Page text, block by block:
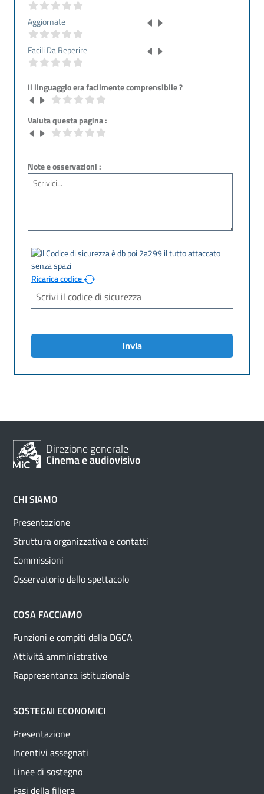
Aggiornate
Facili Da Reperire
Il linguaggio era facilmente comprensibile ?
Valuta questa pagina :
Note e osservazioni :
Ricarica codice
Invia
Direzione generale
Cinema e audiovisivo
CHI SIAMO
Presentazione
Struttura organizzativa e contatti
Commissioni
Osservatorio dello spettacolo
COSA FACCIAMO
Funzioni e compiti della DGCA
Attività amministrative
Rappresentanza istituzionale
SOSTEGNI ECONOMICI
Presentazione
Incentivi assegnati
Linee di sostegno
Fasi della filiera